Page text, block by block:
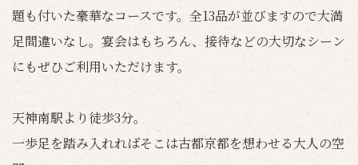
題も付いた豪華なコースです。全13品が並びますので大満
足間違いなし。宴会はもちろん、接待などの大切なシーン
にもぜひご利用いただけます。
天神南駅より徒歩3分。
一歩足を踏み入れればそこは古都京都を想わせる大人の空